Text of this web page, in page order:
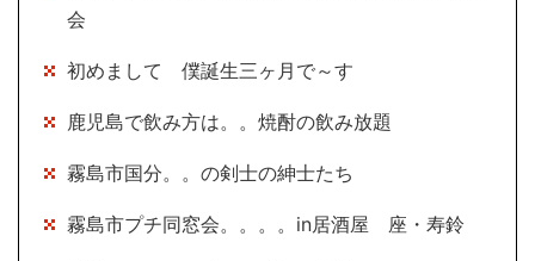
会
初めまして 僕誕生三ヶ月で～す
鹿児島で飲み方は。。焼酎の飲み放題
霧島市国分。。の剣士の紳士たち
霧島市プチ同窓会。。。。in居酒屋 座・寿鈴